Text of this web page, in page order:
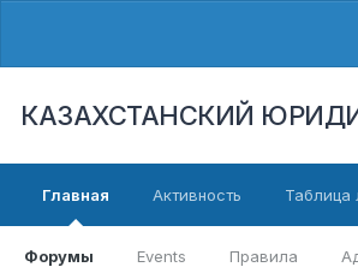
КАЗАХСТАНСКИЙ
Главная
Форумы Events Правила
Активность Таблица